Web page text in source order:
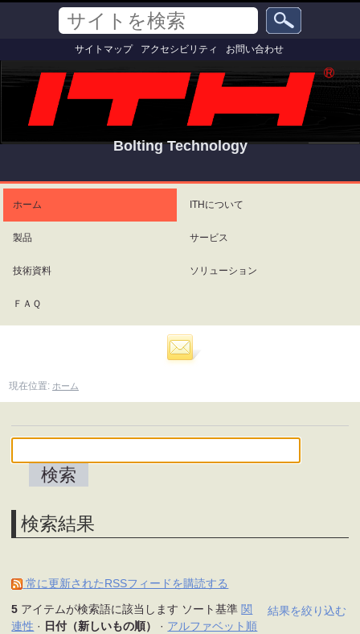
サ
索
サイトマップ アクセシビリティ お問い合わせ
Bolting Technology
ホーム ITHについて
製品 サービス
技術資料 ソリューション
ＦＡＱ
現在位置: ホーム
検索結果
常に更新されたRSSフィードを購読する
5 アイテムが検索語に該当します 結果を絞り込む
ソート基準 関
連性 · 日付（新しいもの順） · アルファベット順